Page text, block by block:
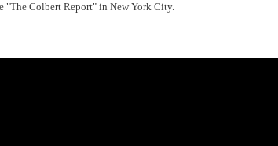
"The Colbert Report" in New York City.